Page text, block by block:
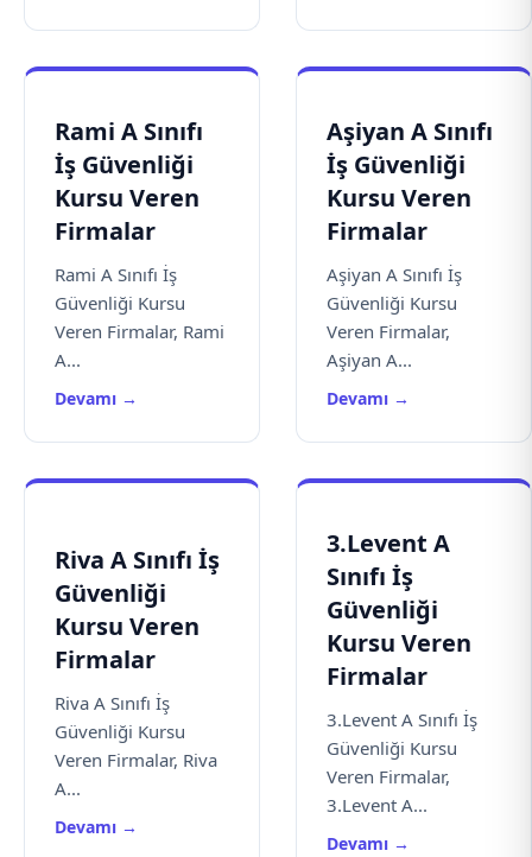
Rami A Sınıfı
İş Güvenliği
Kursu Veren
Firmalar
Rami A Sınıfı İş
Güvenliği Kursu
Veren Firmalar, Rami
A...
Devamı →
Aşiyan A Sınıfı
İş Güvenliği
Kursu Veren
Firmalar
Aşiyan A Sınıfı İş
Güvenliği Kursu
Veren Firmalar,
Aşiyan A...
Devamı →
Riva A Sınıfı İş
Güvenliği
Kursu Veren
Firmalar
Riva A Sınıfı İş
Güvenliği Kursu
Veren Firmalar, Riva
A...
Devamı →
3.Levent A
Sınıfı İş
Güvenliği
Kursu Veren
Firmalar
3.Levent A Sınıfı İş
Güvenliği Kursu
Veren Firmalar,
3.Levent A...
Devamı →